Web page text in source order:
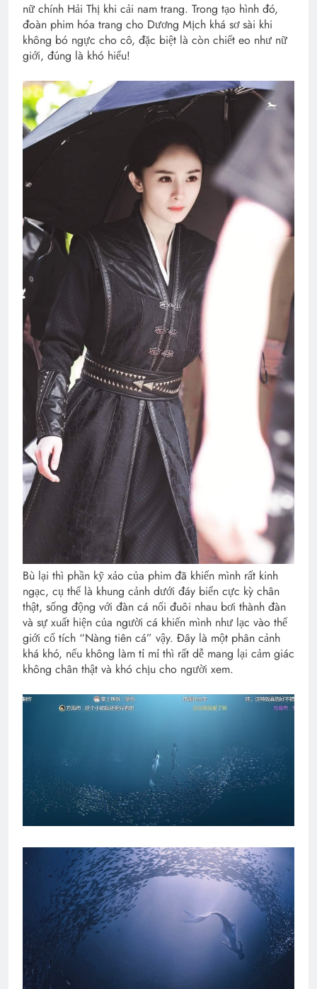
nữ chính Hải Thị khi cải nam trang. Trong tạo hình đó,
đoàn phim hóa trang cho Dương Mịch khá sơ sài khi
không bó ngực cho cô, đặc biệt là còn chiết eo như nữ
giới, đúng là khó hiểu!
Bù lại thì phần kỹ xảo của phim đã khiến mình rất kinh
ngạc, cụ thể là khung cảnh dưới đáy biển cực kỳ chân
thật, sống động với đàn cá nối đuôi nhau bơi thành đàn
và sự xuất hiện của người cá khiến mình như lạc vào thế
giới cổ tích “Nàng tiên cá” vậy. Đây là một phân cảnh
khá khó, nếu không làm tỉ mỉ thì rất dễ mang lại cảm giác
không chân thật và khó chịu cho người xem.